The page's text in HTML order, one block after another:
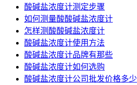
酸碱盐浓度计测定步骤
如何测量酸酸碱盐浓度计
怎样测酸酸碱盐浓度计
酸碱盐浓度计使用方法
酸碱盐浓度计品牌有那些
酸碱盐浓度计如何选购
酸碱盐浓度计公司批发价格多少